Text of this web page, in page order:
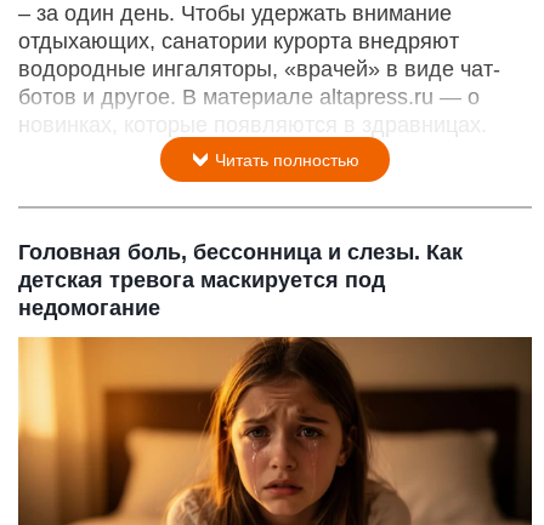
– за один день. Чтобы удержать внимание
отдыхающих, санатории курорта внедряют
водородные ингаляторы, «врачей» в виде чат-
ботов и другое. В материале altapress.ru — о
новинках, которые появляются в здравницах.
Читать полностью
Головная боль, бессонница и слезы. Как
детская тревога маскируется под
недомогание